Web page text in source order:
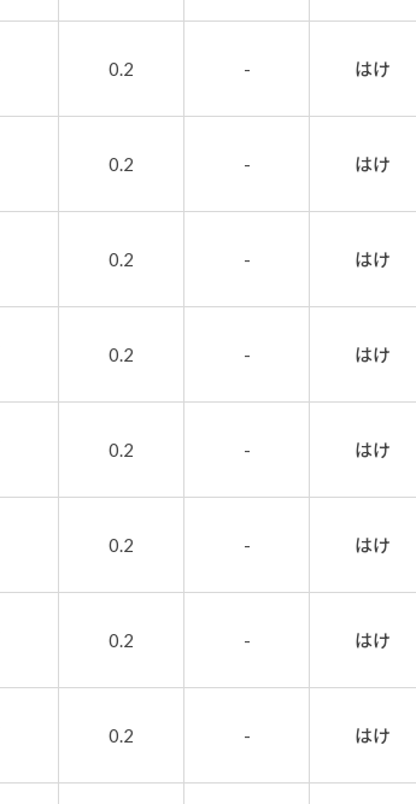
0.2 - はけ
0.2 - はけ
0.2 - はけ
0.2 - はけ
0.2 - はけ
0.2 - はけ
0.2 - はけ
0.2 - はけ